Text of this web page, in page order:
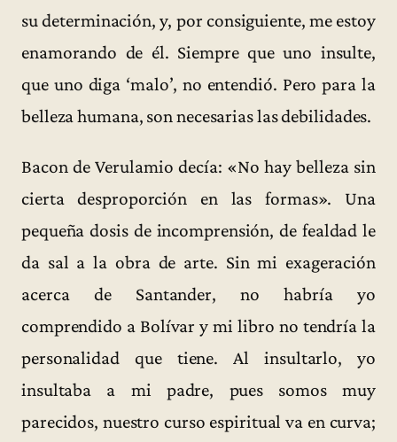
su determinación, y, por consiguiente, me estoy
enamorando de él. Siempre que uno insulte,
que uno diga ‘malo’, no entendió. Pero para la
belleza humana, son necesarias las debilidades.
Bacon de Verulamio decía: «No hay belleza sin
cierta desproporción en las formas». Una
pequeña dosis de incomprensión, de fealdad le
da sal a la obra de arte. Sin mi exageración
acerca de Santander, no habría yo
comprendido a Bolívar y mi libro no tendría la
personalidad que tiene. Al insultarlo, yo
insultaba a mi padre, pues somos muy
parecidos, nuestro curso espiritual va en curva;